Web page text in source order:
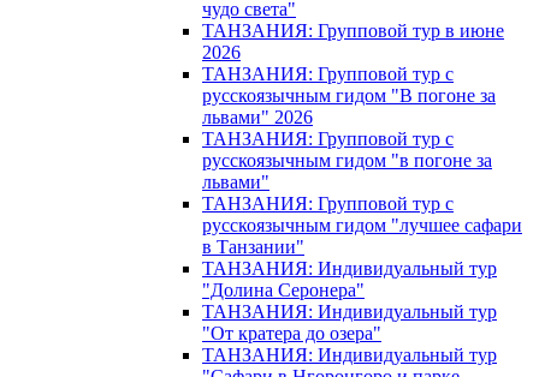
чудо света"
ТАНЗАНИЯ: Групповой тур в июне
2026
ТАНЗАНИЯ: Групповой тур с
русскоязычным гидом "В погоне за
львами" 2026
ТАНЗАНИЯ: Групповой тур с
русскоязычным гидом "в погоне за
львами"
ТАНЗАНИЯ: Групповой тур с
русскоязычным гидом "лучшее сафари
в Танзании"
ТАНЗАНИЯ: Индивидуальный тур
"Долина Серонера"
ТАНЗАНИЯ: Индивидуальный тур
"От кратера до озера"
ТАНЗАНИЯ: Индивидуальный тур